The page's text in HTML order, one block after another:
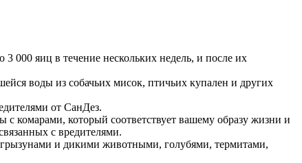
000 яиц в течение нескольких недель, и после их
воды из собачьих мисок, птичьих купален и других
от СанДез.
комарами, который соответствует вашему образу жизни и
с вредителями.
и дикими животными, голубями, термитами,